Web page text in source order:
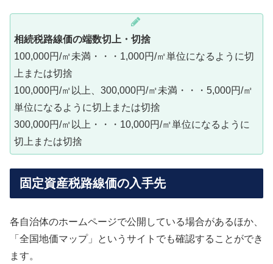
相続税路線価の端数切上・切捨
100,000円/㎡未満・・・1,000円/㎡単位になるように切
上または切捨
100,000円/㎡以上、300,000円/㎡未満・・・5,000円/㎡
単位になるように切上または切捨
300,000円/㎡以上・・・10,000円/㎡単位になるように
切上または切捨
固定資産税路線価の入手先
各自治体のホームページで公開している場合があるほか、
「全国地価マップ」というサイトでも確認することができ
ます。